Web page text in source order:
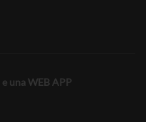
una WEB APP